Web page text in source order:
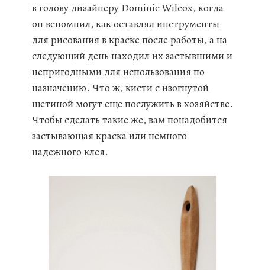
в голову дизайнеру Dominic Wilcox, когда
он вспомнил, как оставлял инструменты
для рисования в краске после работы, а на
следующий день находил их застывшими и
непригодными для использования по
назначению. Что ж, кисти с изогнутой
щетиной могут еще послужить в хозяйстве.
Чтобы сделать такие же, вам понадобится
застывающая краска или немного
надежного клея.